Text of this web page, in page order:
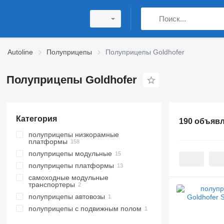
Autoline Полуприцепы Полуприцепы Goldhofer
Полуприцепы Goldhofer
Категория
полуприцепы низкорамные
платформы
полуприцепы модульные
полуприцепы платформы
самоходные модульные
транспортеры
полуприцепы автовозы
полуприцепы с подвижным полом
190